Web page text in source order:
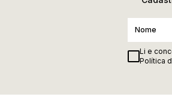
Li e
Política